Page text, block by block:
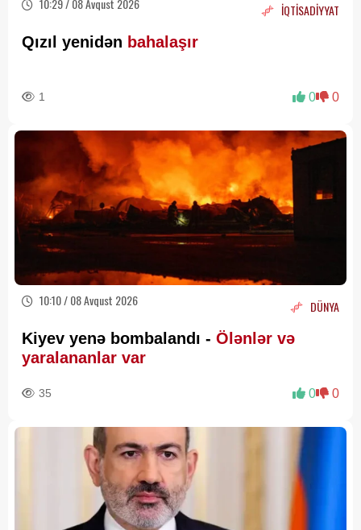
10:29 / 08 Avqust 2026 İQTİSADİYYAT
Qızıl yenidən bahalaşır
1 0 0
10:10 / 08 Avqust 2026 DÜNYA
Kiyev yenə bombalandı - Ölənlər və
yaralananlar var
35 0 0